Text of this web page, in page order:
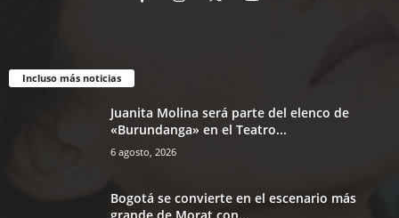
Incluso más noticias
Juanita Molina será parte del elenco de
«Burundanga» en el Teatro...
6 agosto, 2026
Bogotá se convierte en el escenario más